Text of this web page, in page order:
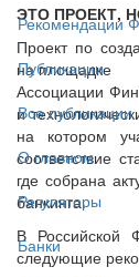
Рекомендации
Публикации
Все публикации
О главном
Регуляторы
Банки
ЭТО ПРОЕКТ,
Проект по
на площадке
Ассоциации
и
на котором
соответствие
где собрана
банкинга.
В Российской
следующие